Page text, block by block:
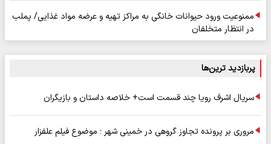
ممنوعیت ورود حیوانات خانگی به مراکز تهیه و عرضه مواد غذایی/ پملب
در انتظار متخلفان
پربازدید ترین‌ها
سریال اشرف رویا چند قسمت است+ خلاصه داستان و بازیگران
مروری بر پرونده تجاوز گروهی در خمینی شهر ؛ موضوع فیلم علفزار